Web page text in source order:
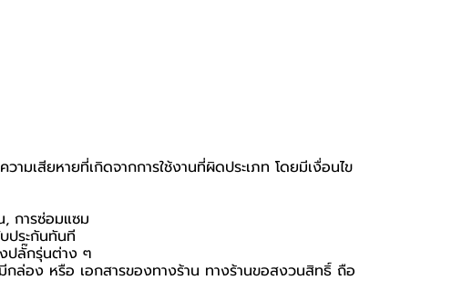
มเสียหายที่เกิดจากการใช้งานที่ผิดประเภท โดยมีเงื่อนไข
, การซ่อมแซม
ประกันทันที
ปลั๊กรุ่นต่าง ๆ
ล่อง หรือ เอกสารของทางร้าน ทางร้านขอสงวนสิทธิ์ ถือ